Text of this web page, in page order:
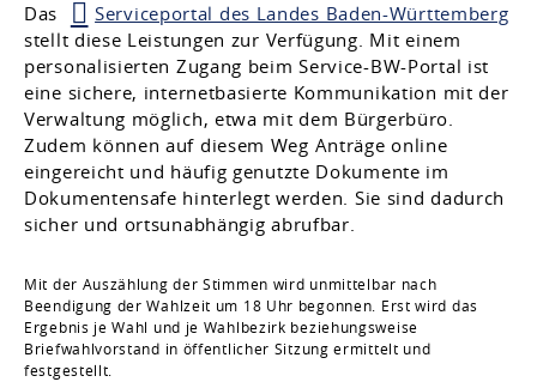
Das
Serviceportal des Landes Baden-Württemberg
stellt diese Leistungen zur Verfügung. Mit einem
personalisierten Zugang beim Service-BW-Portal ist
eine sichere, internetbasierte Kommunikation mit der
Verwaltung möglich, etwa mit dem Bürgerbüro.
Zudem können auf diesem Weg Anträge online
eingereicht und häufig genutzte Dokumente im
Dokumentensafe hinterlegt werden. Sie sind dadurch
sicher und ortsunabhängig abrufbar.
Mit der Auszählung der Stimmen wird unmittelbar nach
Beendigung der Wahlzeit um 18 Uhr begonnen. Erst wird das
Ergebnis je Wahl und je Wahlbezirk beziehungsweise
Briefwahlvorstand in öffentlicher Sitzung ermittelt und
festgestellt.